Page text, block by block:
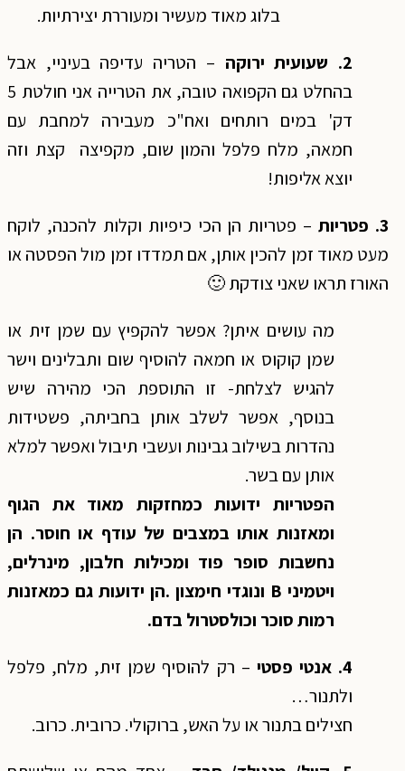
בלוג מאוד מעשיר ומעוררת יצירתיות.
2. שעועית ירוקה
– הטריה עדיפה בעיניי, אבל
בהחלט גם הקפואה טובה, את הטרייה אני חולטת 5
דק' במים רותחים ואח"כ מעבירה למחבת עם
חמאה, מלח פלפל והמון שום, מקפיצה קצת וזה
יוצא אליפות!
3. פטריות
– פטריות הן הכי כיפיות וקלות להכנה, לוקח
מעט מאוד זמן להכין אותן, אם תמדדו זמן מול הפסטה או
האורז תראו שאני צודקת 🙂
מה עושים איתן? אפשר להקפיץ עם שמן זית או
שמן קוקוס או חמאה להוסיף שום ותבלינים וישר
להגיש לצלחת- זו התוספת הכי מהירה שיש
בנוסף, אפשר לשלב אותן בחביתה, פשטידות
נהדרות בשילוב גבינות ועשבי תיבול ואפשר למלא
אותן עם בשר.
הפטריות ידועות כמחזקות מאוד את הגוף
ומאזנות אותו במצבים של עודף או חוסר. הן
נחשבות סופר פוד ומכילות חלבון, מינרלים,
ויטמיני B ונוגדי חימצון .הן ידועות גם כמאזנות
רמות סוכר וכולסטרול בדם.
4. אנטי פסטי
– רק להוסיף שמן זית, מלח, פלפל
ולתנור…
חצילים בתנור או על האש, ברוקולי. כרובית. כרוב.